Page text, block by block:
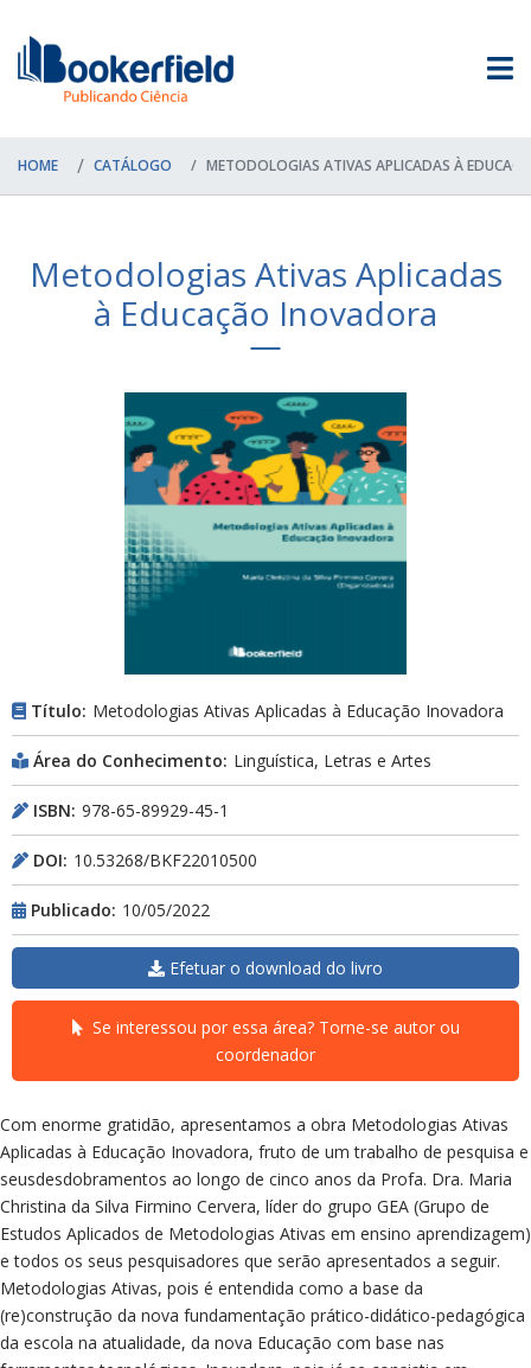
HOME CATÁLOGO METODOLOGIAS ATIVAS APLICADAS À
Metodologias Ativas Aplicadas
à Educação Inovadora
Título: Metodologias Ativas Aplicadas à Educação Inovadora
Área do Conhecimento: Linguística, Letras e Artes
ISBN: 978-65-89929-45-1
DOI: 10.53268/BKF22010500
Publicado: 10/05/2022
Efetuar o download do livro
Se interessou por essa área? Torne-se autor ou
coordenador
Com enorme gratidão, apresentamos a obra Metodologias Ativas
Aplicadas à Educação Inovadora, fruto de um trabalho de pesquisa e
seusdesdobramentos ao longo de cinco anos da Profa. Dra. Maria
Christina da Silva Firmino Cervera, líder do grupo GEA (Grupo de
Estudos Aplicados de Metodologias Ativas em ensino aprendizagem)
e todos os seus pesquisadores que serão apresentados a seguir.
Metodologias Ativas, pois é entendida como a base da
(re)construção da nova fundamentação prático-didático-pedagógica
da escola na atualidade, da nova Educação com base nas